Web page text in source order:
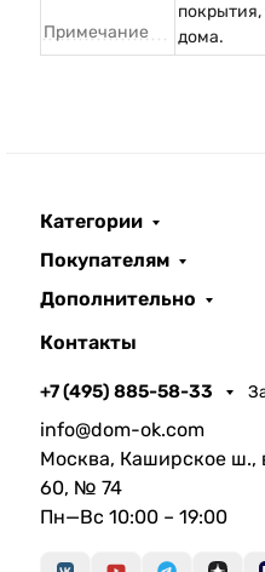
Примечание
дома.
Категории
Покупателям
Дополнительно
Контакты
+7 (495) 885-58-33
info@dom-ok.com
Москва, Каширское
60, № 74
Пн—Вс 10:00 – 19:00